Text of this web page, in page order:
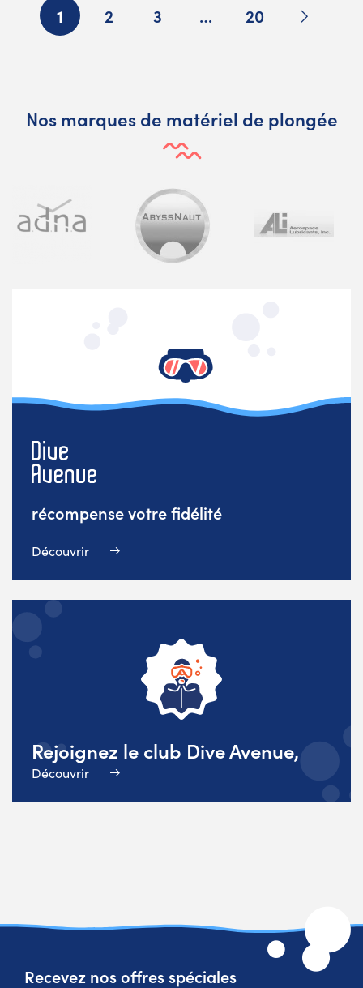
1 2 3 … 20 Suivant
Nos marques de matériel de plongée
récompense votre fidélité
Découvrir
Rejoignez le club Dive Avenue,
Découvrir
Recevez nos offres spéciales